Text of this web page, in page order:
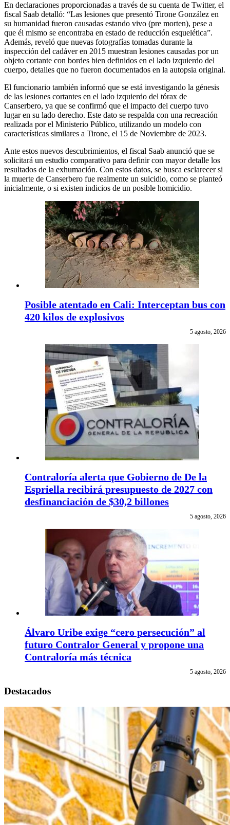
En declaraciones proporcionadas a través de su cuenta de Twitter, el
fiscal Saab detalló: “Las lesiones que presentó Tirone González en
su humanidad fueron causadas estando vivo (pre morten), pese a
que él mismo se encontraba en estado de reducción esquelética”.
Además, reveló que nuevas fotografías tomadas durante la
inspección del cadáver en 2015 muestran lesiones causadas por un
objeto cortante con bordes bien definidos en el lado izquierdo del
cuerpo, detalles que no fueron documentados en la autopsia original.
El funcionario también informó que se está investigando la génesis
de las lesiones cortantes en el lado izquierdo del tórax de
Canserbero, ya que se confirmó que el impacto del cuerpo tuvo
lugar en su lado derecho. Este dato se respalda con una recreación
realizada por el Ministerio Público, utilizando un modelo con
características similares a Tirone, el 15 de Noviembre de 2023.
Ante estos nuevos descubrimientos, el fiscal Saab anunció que se
solicitará un estudio comparativo para definir con mayor detalle los
resultados de la exhumación. Con estos datos, se busca esclarecer si
la muerte de Canserbero fue realmente un suicidio, como se planteó
inicialmente, o si existen indicios de un posible homicidio.
Posible atentado en Cali: Interceptan bus con
420 kilos de explosivos
5 agosto, 2026
Contraloría alerta que Gobierno de De la
Espriella recibirá presupuesto de 2027 con
desfinanciación de $30,2 billones
5 agosto, 2026
Álvaro Uribe exige “cero persecución” al
futuro Contralor General y propone una
Contraloría más técnica
5 agosto, 2026
Destacados